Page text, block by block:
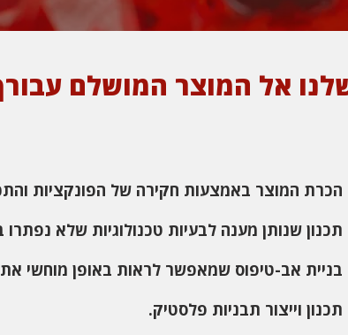
אל המוצר המושלם
הכרת המוצר באמצעות חקירה של הפונקציות
תכנון שנותן מענה לבעיות טכנולוגיות שלא
בניית אב-טיפוס שמאפשר לראות באופן מוחשי את
תכנון וייצור תבניות פלסטיק.